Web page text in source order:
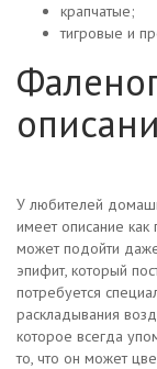
крапчатые;
тигровые и
У любителей
имеет описание как
может подойти
эпифит, который
потребуется
раскладывания
которое всегда
то, что он может